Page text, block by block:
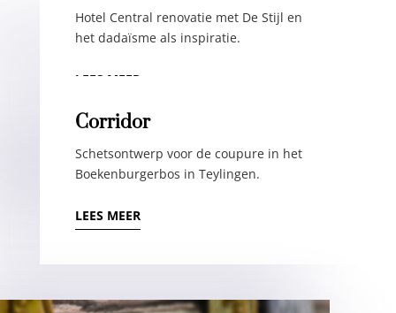
Hotel Central renovatie met De Stijl en
het dadaïsme als inspiratie.
LEES MEER
Corridor
Schetsontwerp voor de coupure in het
Boekenburgerbos in Teylingen.
LEES MEER